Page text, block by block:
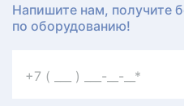
Напишите нам, получите
по оборудованию!